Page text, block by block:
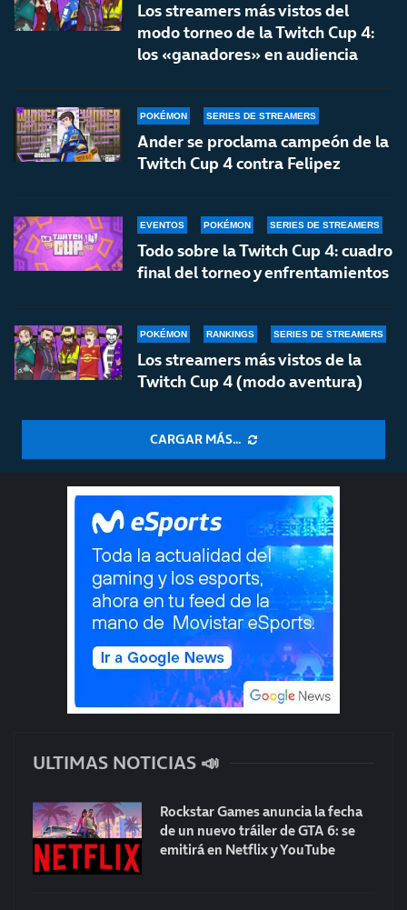
Los streamers más vistos del
modo torneo de la Twitch Cup 4:
los «ganadores» en audiencia
POKÉMON SERIES DE STREAMERS
Ander se proclama campeón de la
Twitch Cup 4 contra Felipez
EVENTOS POKÉMON SERIES DE STREAMERS
Todo sobre la Twitch Cup 4: cuadro
final del torneo y enfrentamientos
POKÉMON RANKINGS SERIES DE STREAMERS
Los streamers más vistos de la
Twitch Cup 4 (modo aventura)
CARGAR MÁS...
ULTIMAS NOTICIAS 📣
Rockstar Games anuncia la fecha
de un nuevo tráiler de GTA 6: se
emitirá en Netflix y YouTube